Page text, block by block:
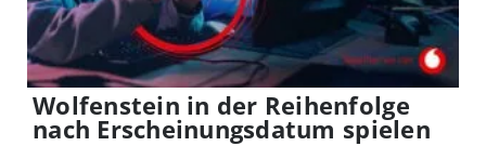
Wolfenstein in der Reihenfolge
nach Erscheinungsdatum spielen